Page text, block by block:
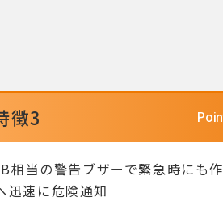
徴3
相当の警告ブザーで緊急時にも作
迅速に危険通知